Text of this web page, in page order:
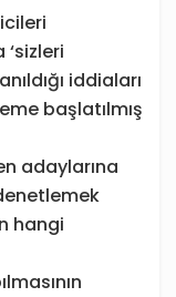
iddiaları
başlatılmış
adaylarına
hangi